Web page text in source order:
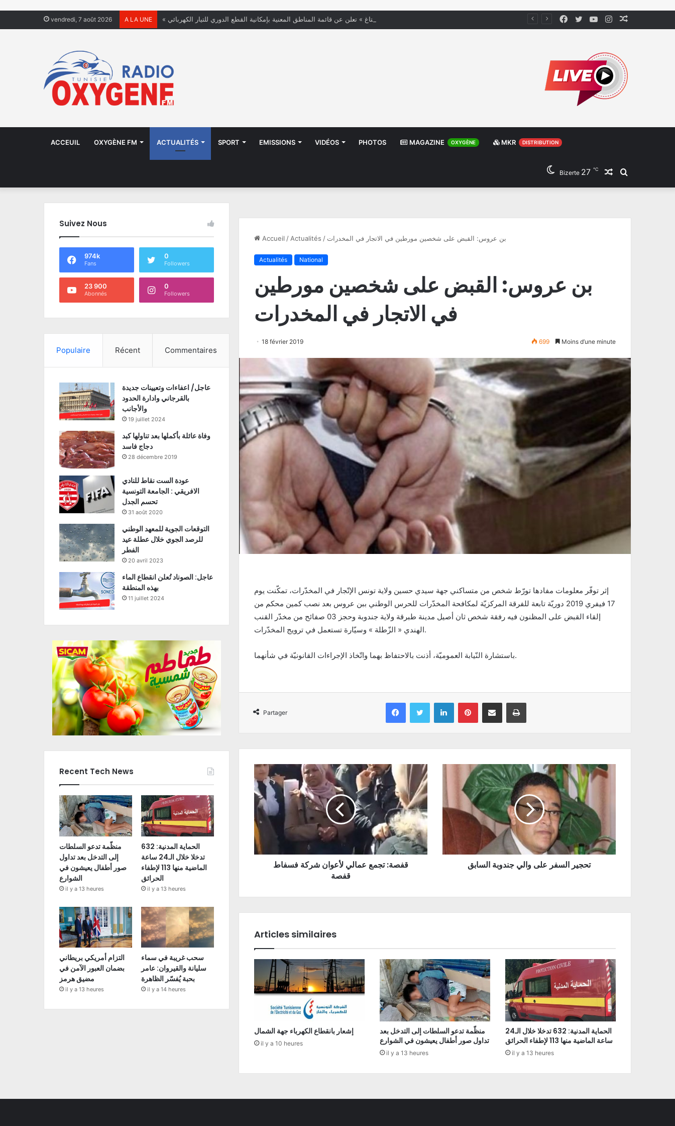
vendredi, 7 août 2026 A LA UNE « الستاغ » تعلن عن قائمة المناطق المعنية بإمكانية القطع الدوري للتيار الكهربائي Instagram
YouTube
Twitter
Facebook
ACCEUIL OXYGÈNE FM ACTUALITÉS SPORT EMISSIONS VIDÉOS PHOTOS MAGAZINE OXYGÈNE MKR DISTRIBUTION
Rechercher
Article
Bizerte 27 ℃
Accueil / Actualités / بن عروس: القبض على شخصين مورطين في الاتجار في المخدرات
Actualités National
بن عروس: القبض على شخصين مورطين
في الاتجار في المخدرات
18 février 2019 699 Moins d’une minute
إثر توفّر معلومات مفادها تورّط شخص من متساكني جهة سيدي حسين ولاية تونس الإتّجار في المخدّرات، تمكّنت يوم
17 فيفري 2019 دوريّة تابعة للفرقة المركزيّة لمكافحة المخدّرات للحرس الوطني ببن عروس بعد نصب كمين محكم من
إلقاء القبض على المظنون فيه رفقة شخص ثان أصيل مدينة طبرقة ولاية جندوبة وحجز 03 صفائح من مخدّر القنب
الهندي « الزّطلة » وسيّارة تستعمل في ترويج المخدّرات.
باستشارة النّيابة العموميّة، أذنت بالاحتفاظ بهما واتّخاذ الإجراءات القانونيّة في شأنهما.
Partager
Facebook Twitter Linkedin Pinterest Partager par email Imprimer
قفصة: تجمع عمالي لأعوان شركة فسفاط
قفصة
تحجير السفر على والي جندوبة السابق
Articles similaires
إشعار بانقطاع الكهرباء جهة الشمال
il y a 10 heures
منظّمة تدعو السلطات إلى التدخل بعد
تداول صور أطفال يعيشون في الشوارع
il y a 13 heures
الحماية المدنية: 632 تدخلا خلال الـ24
ساعة الماضية منها 113 لإطفاء الحرائق
il y a 13 heures
Suivez Nous
974k
Fans
0
Followers
23 900
Abonnés
0
Followers
Populaire Récent Commentaires
عاجل/ اعفاءات وتعيينات جديدة
بالقرجاني وادارة الحدود
والأجانب
19 juillet 2024
وفاة عائلة بأكملها بعد تناولها كبد
دجاج فاسد
28 décembre 2019
عودة الست نقاط للنادي
الافريقي : الجامعة التونسية
تحسم الجدل
31 août 2020
التوقعات الجوية للمعهد الوطني
للرصد الجوي خلال عطلة عيد
الفطر
20 avril 2023
عاجل: الصوناد تُعلن انقطاع الماء
بهذه المنطقة
11 juillet 2024
Recent Tech News
منظّمة تدعو السلطات
إلى التدخل بعد تداول
صور أطفال يعيشون في
الشوارع
il y a 13 heures
الحماية المدنية: 632
تدخلا خلال الـ24 ساعة
الماضية منها 113 لإطفاء
الحرائق
il y a 13 heures
التزام أمريكي بريطاني
بضمان العبور الآمن في
مضيق هرمز
il y a 13 heures
سحب غريبة في سماء
سليانة والقيروان: عامر
بحبة يُفسّر الظاهرة
il y a 14 heures